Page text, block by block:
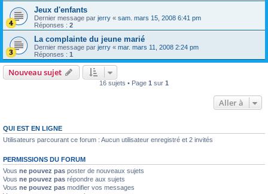
Jeux d'enfants
Dernier message par jerry « sam. mars 15, 2008 6:41 pm
Réponses : 2
La complainte du jeune marié
Dernier message par jerry « mar. mars 11, 2008 2:24 pm
Réponses : 1
Nouveau sujet
16 sujets • Page 1 sur 1
Aller à
QUI EST EN LIGNE
Utilisateurs parcourant ce forum : Aucun utilisateur enregistré et 2 invités
PERMISSIONS DU FORUM
Vous ne pouvez pas poster de nouveaux sujets
Vous ne pouvez pas répondre aux sujets
Vous ne pouvez pas modifier vos messages